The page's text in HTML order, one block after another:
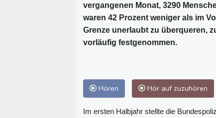
vergangenen Monat, 3290
waren 42 Prozent weniger als im
Grenze unerlaubt zu überqueren,
vorläufig festgenommen.
Hören Hör auf zuzuhören
Im ersten Halbjahr stellte die